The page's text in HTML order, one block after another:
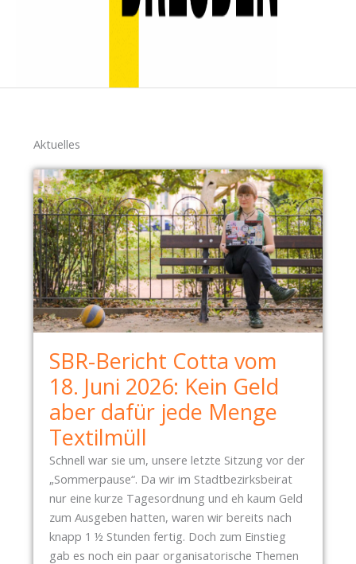
Aktuelles
SBR-Bericht Cotta vom
18. Juni 2026: Kein Geld
aber dafür jede Menge
Textilmüll
Schnell war sie um, unsere letzte Sitzung vor der
„Sommerpause“. Da wir im Stadtbezirksbeirat
nur eine kurze Tagesordnung und eh kaum Geld
zum Ausgeben hatten, waren wir bereits nach
knapp 1 ½ Stunden fertig. Doch zum Einstieg
gab es noch ein paar organisatorische Themen